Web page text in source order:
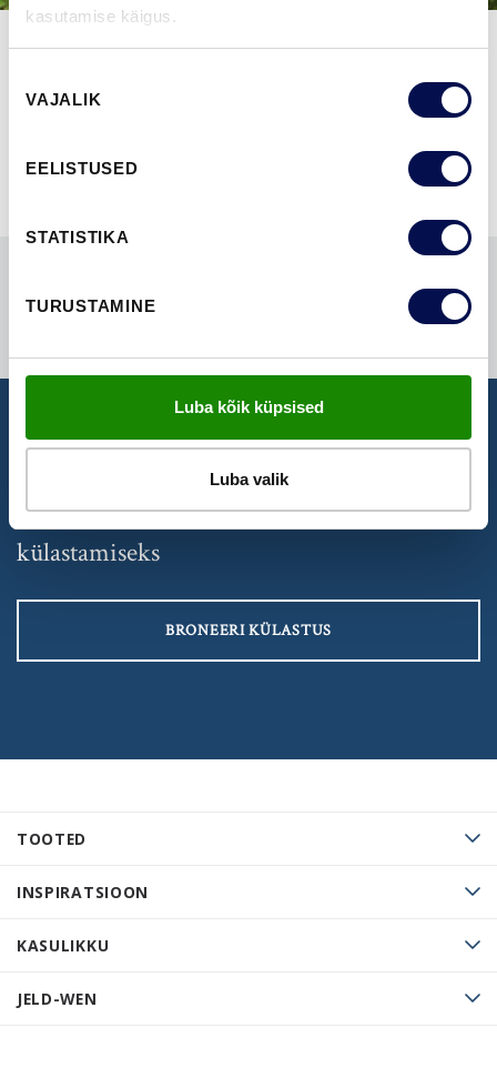
kasutamise käigus.
valik
VAJALIK
EELISTUSED
STATISTIKA
TURUSTAMINE
Luba kõik küpsised
Luba valik
NÄITA KÕIKI
TOOTED
INSPIRATSIOON
KASULIKKU
JELD-WEN
NÄIDISTESAAL
Broneeri aeg Swedoori näidistesaali
külastamiseks
BRONEERI KÜLASTUS